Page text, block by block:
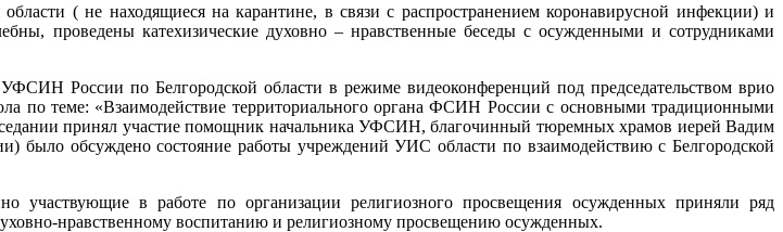
( не находящиеся на карантине, в связи с распространением коронавирусной инфекции) и
проведены катехизические духовно – нравственные беседы с осужденными и сотрудниками
России по Белгородской области в режиме видеоконференций под председательством врио
по теме: «Взаимодействие территориального органа ФСИН России с основными традиционными
принял участие помощник начальника УФСИН, благочинный тюремных храмов иерей Вадим
было обсуждено состояние работы учреждений УИС области по взаимодействию с Белгородской
участвующие в работе по организации религиозного просвещения осужденных приняли ряд
нравственному воспитанию и религиозному просвещению осужденных.